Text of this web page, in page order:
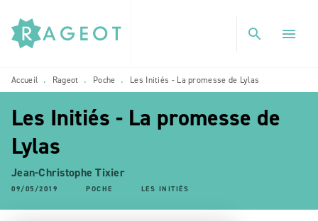
MENU RECHERCHE
PIED DE PAGE
search menu
Accueil • Rageot • Poche • Les Initiés - La promesse de Lylas
Les Initiés - La promesse de
Lylas
Jean-Christophe Tixier
09/05/2019 POCHE LES INITIÉS